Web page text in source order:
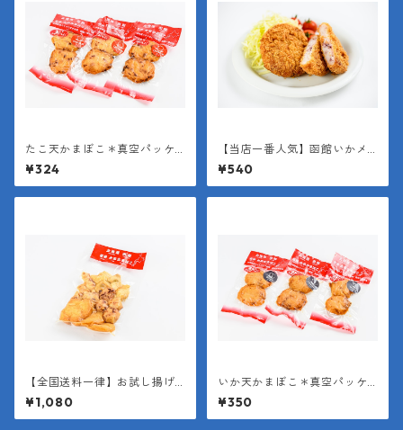
たこ天かまぼこ＊真空パッケ
ージ（１袋２枚入り＊１枚約4
0g）
¥324
【当店一番人気】函館いかメ
ンチ
¥540
【全国送料一律】お試し揚げ
かまぼこミックスパック
¥1,080
いか天かまぼこ＊真空パッケ
ージ（１袋２枚入り＊１枚約4
0g）
¥350